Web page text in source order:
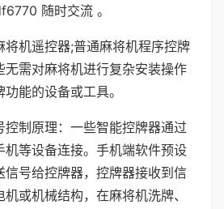
随时交流 。
将机遥控器;普通麻将机程序控牌
无需对麻将机进行复杂安装操作
能的设备或工具。
控制原理：一些智能控牌器通过
机等设备连接。手机端软件预设
信号给控牌器，控牌器接收到信
或机械结构，在麻将机洗牌、